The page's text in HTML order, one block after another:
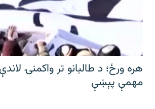
هره ورځ؛ د طالبانو تر واکمنۍ
مهمې پېښې